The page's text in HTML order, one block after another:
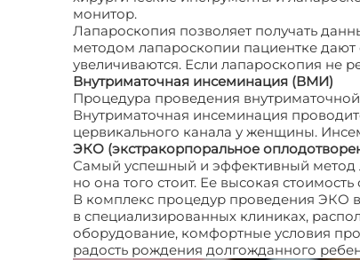
монитор.
Лапароскопия позволяет получать
методом лапароскопии пациентке
увеличиваются. Если лапароскопия не
Внутриматочная инсеминация (ВМИ)
Процедура проведения
Внутриматочная инсеминация
цервикального канала у женщины.
ЭКО (экстракорпоральное
Самый успешный и эффективный метод
но она того стоит. Ее высокая
В комплекс процедур проведения ЭКО
в специализированных клиниках,
оборудование, комфортные условия
радость рождения долгожданного